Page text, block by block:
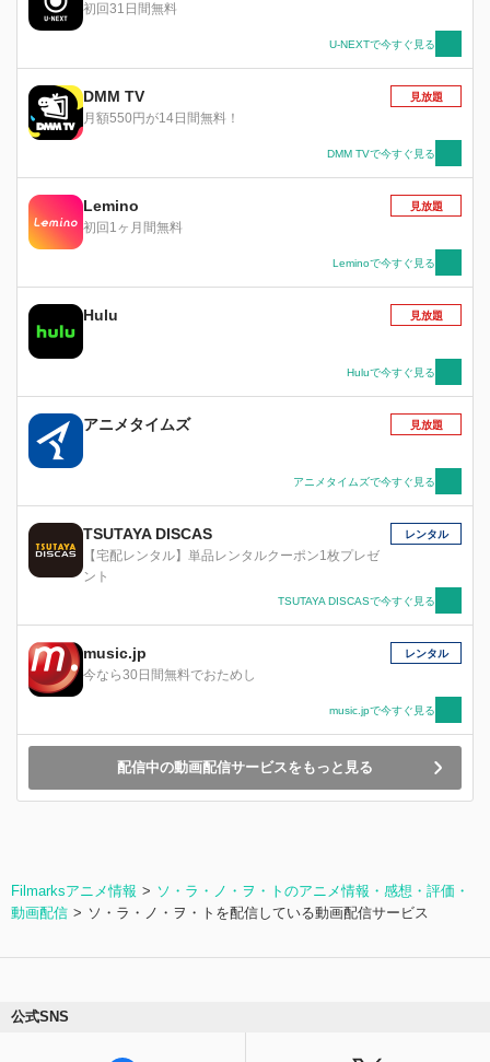
初回31日間無料
U-NEXTで今すぐ見る
DMM TV
月額550円が14日間無料！
見放題
DMM TVで今すぐ見る
Lemino
初回1ヶ月間無料
見放題
Leminoで今すぐ見る
Hulu 見放題
Huluで今すぐ見る
アニメタイムズ 見放題
アニメタイムズで今すぐ見る
TSUTAYA DISCAS
【宅配レンタル】単品レンタルクーポン1枚プレゼ
ント
レンタル
TSUTAYA DISCASで今すぐ見る
music.jp
今なら30日間無料でおためし
レンタル
music.jpで今すぐ見る
配信中の動画配信サービスをもっと見る
Filmarksアニメ情報
ソ・ラ・ノ・ヲ・トのアニメ情報・感想・評価・
動画配信
ソ・ラ・ノ・ヲ・トを配信している動画配信サービス
公式SNS